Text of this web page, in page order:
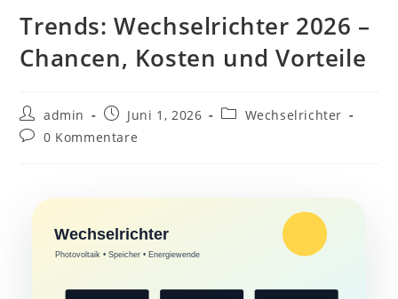
Trends: Wechselrichter 2026 –
Chancen, Kosten und Vorteile
Beitrags-
Autor:
admin
Beitrag
veröffentlicht:
Juni 1, 2026
Beitrags-
Wechselrichter
Beitrags-
0 Kommentare
Wechselrichter
Photovoltaik • Speicher • Energiewende